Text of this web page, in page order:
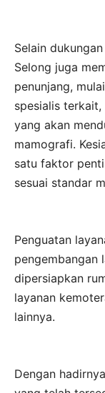
Selain
Selong juga
penunjang,
spesialis
yang akan
mamografi.
satu faktor
sesuai standar
Penguatan
pengembangan
dipersiapkan
layanan
lainnya.
Dengan